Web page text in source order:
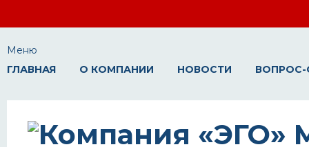
Меню
ГЛАВНАЯ
О КОМПАНИИ НОВОСТИ ВОПРОС-